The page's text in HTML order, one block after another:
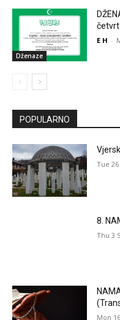
Dženaze
E H -
POPULARNO
Tue 26
8.
Thu 3
Mon